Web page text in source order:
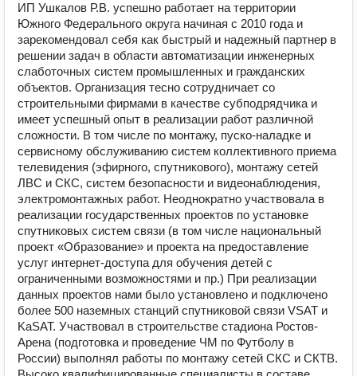
ИП Ушкалов Р.В. успешно работает на территории
Южного Федерального округа начиная с 2010 года и
зарекомендовал себя как быстрый и надежный партнер в
решении задач в области автоматизации инженерных
слаботочных систем промышленных и гражданских
объектов. Организация тесно сотрудничает со
строительными фирмами в качестве субподрядчика и
имеет успешный опыт в реализации работ различной
сложности. В том числе по монтажу, пуско-наладке и
сервисному обслуживанию систем коллективного приема
телевидения (эфирного, спутникового), монтажу сетей
ЛВС и СКС, систем безопасности и видеонаблюдения,
электромонтажных работ. Неоднократно участвовала в
реализации государственных проектов по установке
спутниковых систем связи (в том числе национальный
проект «Образование» и проекта на предоставление
услуг интернет-доступа для обучения детей с
ограниченными возможностями и пр.) При реализации
данных проектов нами было установлено и подключено
более 500 наземных станций спутниковой связи VSAT и
KaSAT. Участвовал в строительстве стадиона Ростов-
Арена (подготовка и проведение ЧМ по Футболу в
России) выполнял работы по монтажу сетей СКС и СКТВ.